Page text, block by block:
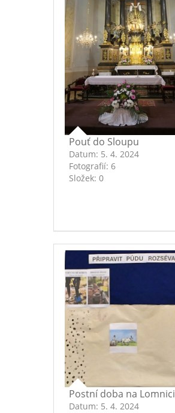
Pouť do Sloupu
Datum: 5. 4. 2024
Fotografií: 6
Složek: 0
Postní doba na Lomnici
Datum: 5. 4. 2024